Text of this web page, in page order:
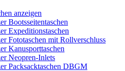
anzeigen
Bootsseitentaschen
Expeditionstaschen
Fototaschen mit Rollverschluss
Kanusporttaschen
Neopren-Inlets
Packsacktaschen DBGM